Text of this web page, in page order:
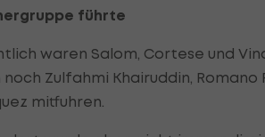
führte
waren Salom, Cortese und
noch Zulfahmi Khairuddin, Romano
mitfuhren.